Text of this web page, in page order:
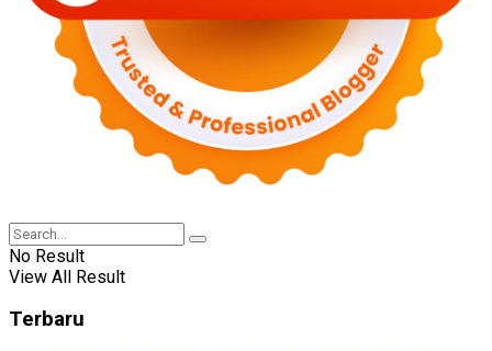
No Result
View All Result
Terbaru